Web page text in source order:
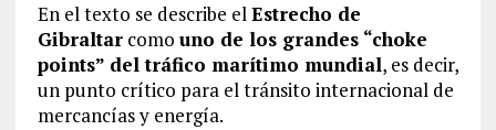
En el texto se describe elEstrecho de
Gibraltarcomo uno de los grandes “choke
points” del tráfico marítimo mundial, es decir,
un punto crítico para el tránsito internacional de
mercancías y energía.